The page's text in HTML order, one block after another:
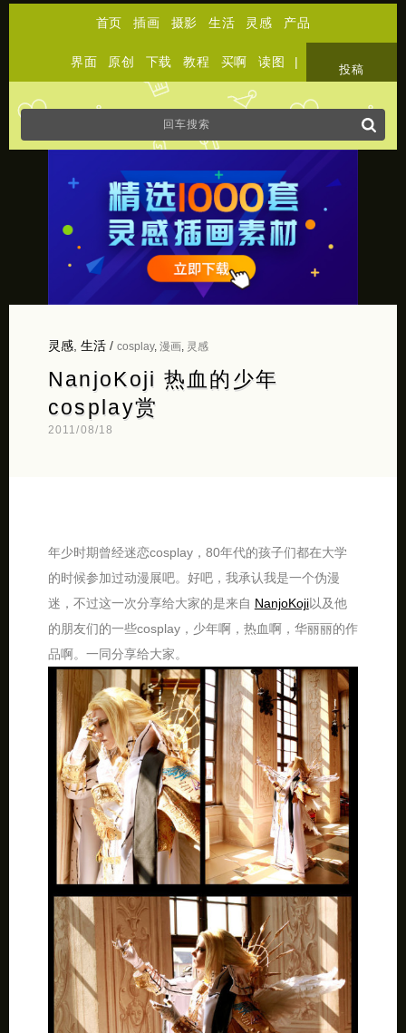
首页 插画 摄影 生活 灵感 产品
界面 原创 下载 教程 买啊 读图 |
投稿
灵感, 生活/ cosplay, 漫画, 灵感
NanjoKoji 热血的少年
cosplay赏
2011/08/18
年少时期曾经迷恋cosplay，80年代的孩子们都在大学
的时候参加过动漫展吧。好吧，我承认我是一个伪漫
迷，不过这一次分享给大家的是来自 NanjoKoji以及他
的朋友们的一些cosplay，少年啊，热血啊，华丽丽的作
品啊。一同分享给大家。